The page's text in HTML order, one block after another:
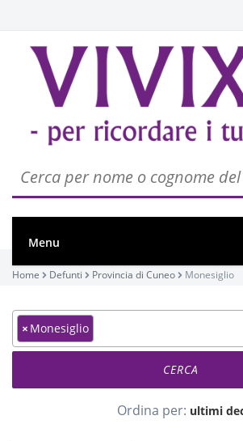
Menu
Home Defunti Provincia di Cuneo Monesiglio
× Monesiglio
Ordina per: ultimi